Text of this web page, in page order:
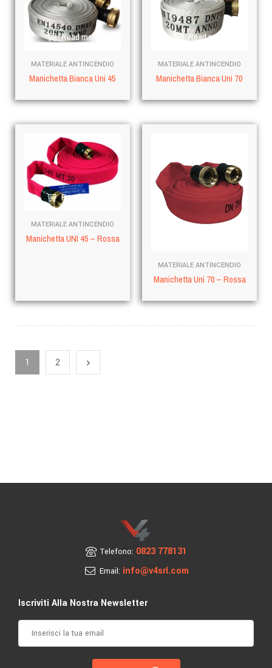
Read more
MATERIALE ANTINCENDIO
Manichetta Bianca Uni 45
Read more
MATERIALE ANTINCENDIO
Manichetta Bianca Uni 70
Read more
MATERIALE ANTINCENDIO
Manichetta UNI 45 – Rossa
MATERIALE ANTINCENDIO
Manichetta Uni 70 – Rossa
1 2
Telefono: 0823 778131
Email: info@v4srl.com
Iscriviti Alla Nostra Newsletter